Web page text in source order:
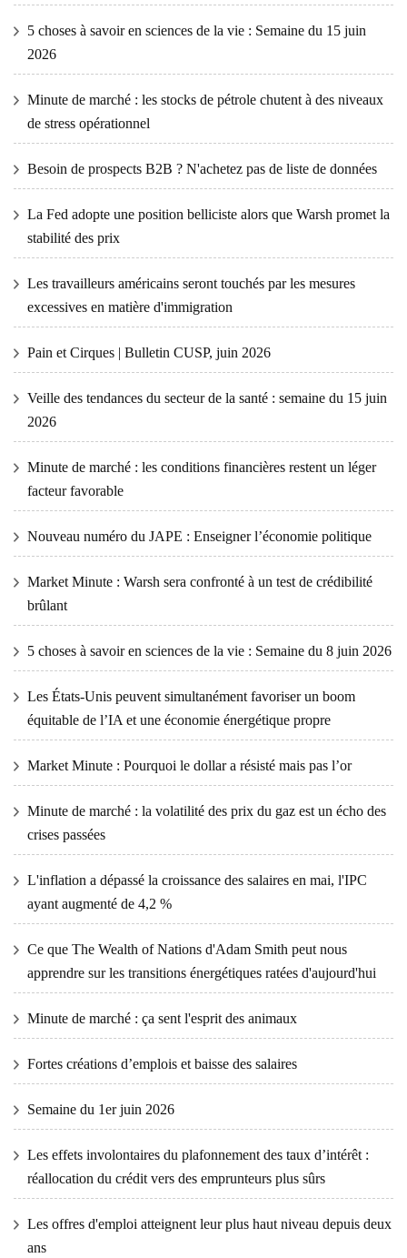
5 choses à savoir en sciences de la vie : Semaine du 15 juin
2026
Minute de marché : les stocks de pétrole chutent à des niveaux
de stress opérationnel
Besoin de prospects B2B ? N'achetez pas de liste de données
La Fed adopte une position belliciste alors que Warsh promet la
stabilité des prix
Les travailleurs américains seront touchés par les mesures
excessives en matière d'immigration
Pain et Cirques | Bulletin CUSP, juin 2026
Veille des tendances du secteur de la santé : semaine du 15 juin
2026
Minute de marché : les conditions financières restent un léger
facteur favorable
Nouveau numéro du JAPE : Enseigner l’économie politique
Market Minute : Warsh sera confronté à un test de crédibilité
brûlant
5 choses à savoir en sciences de la vie : Semaine du 8 juin 2026
Les États-Unis peuvent simultanément favoriser un boom
équitable de l’IA et une économie énergétique propre
Market Minute : Pourquoi le dollar a résisté mais pas l’or
Minute de marché : la volatilité des prix du gaz est un écho des
crises passées
L'inflation a dépassé la croissance des salaires en mai, l'IPC
ayant augmenté de 4,2 %
Ce que The Wealth of Nations d'Adam Smith peut nous
apprendre sur les transitions énergétiques ratées d'aujourd'hui
Minute de marché : ça sent l'esprit des animaux
Fortes créations d’emplois et baisse des salaires
Semaine du 1er juin 2026
Les effets involontaires du plafonnement des taux d’intérêt :
réallocation du crédit vers des emprunteurs plus sûrs
Les offres d'emploi atteignent leur plus haut niveau depuis deux
ans